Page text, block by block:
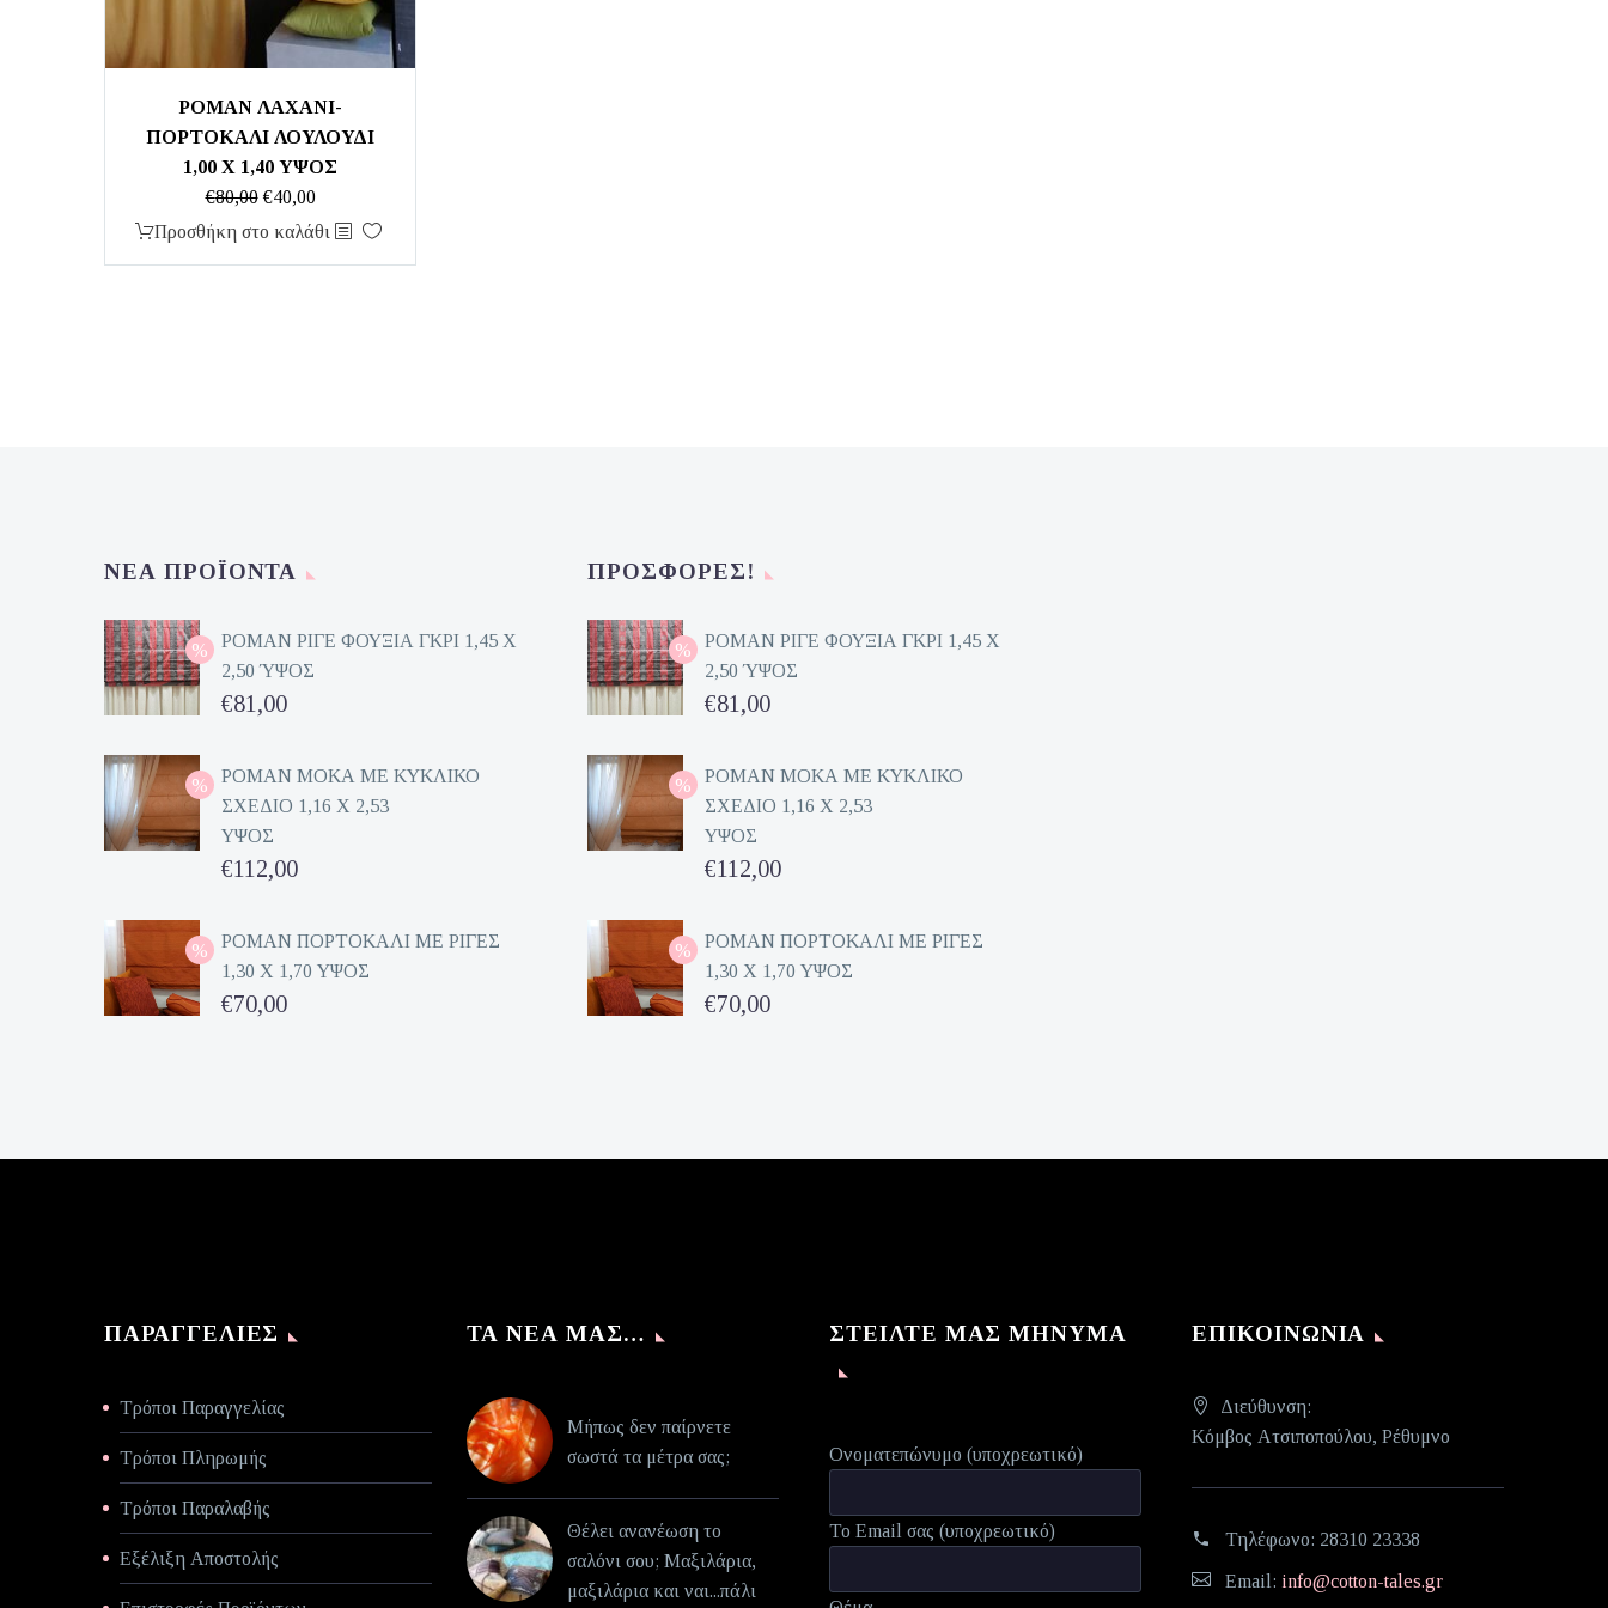
ΡΟΜΑΝ ΛΑΧΑΝΙ-
ΠΟΡΤΟΚΑΛΙ ΛΟΥΛΟΥΔΙ
1,00 Χ 1,40 ΥΨΟΣ
€80,00 Original
price
€40,00Η
τρέχουσα
Προσθήκη στο καλάθι
ΝΈΑ ΠΡΟΪΌΝΤΑ
ΡΟΜΑΝ ΡΙΓΕ ΦΟΥΞΙΑ ΓΚΡΙ 1,45 Χ
2,50 ΎΨΟΣ
Original
was:
€162,00.
€81,00
τρέχουσα
τιμή
είναι:
€81,00.
ΡΟΜΑΝ ΜΟΚΑ ΜΕ ΚΥΚΛΙΚΟ
ΣΧΕΔΙΟ 1,16 Χ 2,53
ΥΨΟΣ
Original
was:
€224,00.
€112,00
τρέχουσα
τιμή
είναι:
ΡΟΜΑΝ ΠΟΡΤΟΚΑΛΙ ΜΕ ΡΙΓΕΣ
1,30 Χ 1,70 ΥΨΟΣ
Original
€70,00
ΠΡΟΣΦΟΡΈΣ!
ΡΟΜΑΝ ΡΙΓΕ ΦΟΥΞΙΑ ΓΚΡΙ 1,45 Χ
2,50 ΎΨΟΣ
Original
was:
€162,00.
€81,00
τρέχουσα
τιμή
είναι:
€81,00.
ΡΟΜΑΝ ΜΟΚΑ ΜΕ ΚΥΚΛΙΚΟ
ΣΧΕΔΙΟ 1,16 Χ 2,53
ΥΨΟΣ
Original
was:
€224,00.
€112,00
τρέχουσα
τιμή
είναι:
ΡΟΜΑΝ ΠΟΡΤΟΚΑΛΙ ΜΕ ΡΙΓΕΣ
1,30 Χ 1,70 ΥΨΟΣ
Original
€70,00
ΠΑΡΑΓΓΕΛΊΕΣ
Τρόποι Παραγγελίας
Τρόποι Πληρωμής
Τρόποι Παραλαβής
Εξέλιξη Αποστολής
ΤΑ ΝΈΑ ΜΑΣ…
Μήπως δεν παίρνετε
σωστά τα μέτρα σας;
Θέλει ανανέωση το
σαλόνι σου; Μαξιλάρια,
μαξιλάρια και ναι...πάλι
ΣΤΕΊΛΤΕ ΜΑΣ ΜΉΝΥΜΑ
Ονοματεπώνυμο (υποχρεωτικό)
Το Email σας (υποχρεωτικό)
ΕΠΙΚΟΙΝΩΝΊΑ
Διεύθυνση:
Κόμβος Ατσιποπούλου, Ρέθυμνο
Τηλέφωνο: 28310 23338
Email: info@cotton-tales.gr